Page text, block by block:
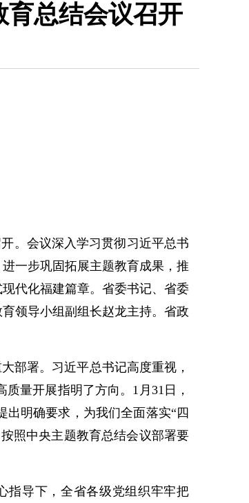
总结会议召开
。会议深入学习贯彻习近平总书
一步巩固拓展主题教育成果，推
代化福建篇章。省委书记、省委
领导小组副组长赵龙主持。省政
部署。习近平总书记高度重视，
量开展指明了方向。1月31日，
明确要求，为我们全面落实“四
照中央主题教育总结会议部署要
指导下，全省各级党组织牢牢把